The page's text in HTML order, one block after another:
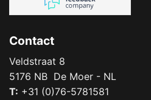
Contact
Veldstraat 8
5176 NB De Moer - NL
T: +31 (0)76-5781581